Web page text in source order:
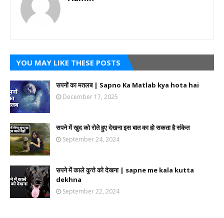
YOU MAY LIKE THESE POSTS
सपनों का मतलब | Sapno Ka Matlab kya hota hai
December 17, 2025
सपने में खुद को रोते हुए देखना इस बात का हो सकता है संकेत
September 24, 2024
सपने में काले कुत्ते को देखना | sapne me kala kutta
dekhna
September 22, 2024